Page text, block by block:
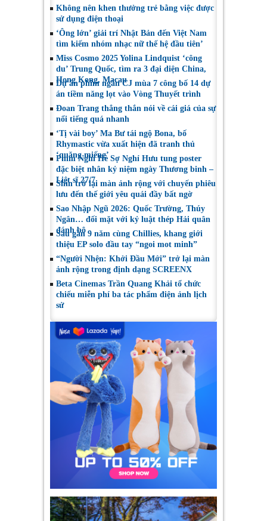
Không nên khen thưởng trẻ bằng việc được
sử dụng điện thoại
‘Ông lớn’ giải trí Nhật Bản đến Việt Nam
tìm kiếm nhóm nhạc nữ thế hệ đầu tiên’
Miss Cosmo 2025 Yolina Lindquist ‘công
du’ Trung Quốc, tìm ra 3 đại diện China,
Hong Kong, Macau
Dự án phim ngắn CJ mùa 7 công bố 14 dự
án tiềm năng lọt vào Vòng Thuyết trình
Đoan Trang thẳng thắn nói về cái giá của sự
nổi tiếng quá nhanh
‘Tị vài boy’ Ma Bư tái ngộ Bona, bố
Rhymastic vừa xuất hiện đã tranh thủ
‘quăng miếng’
Phim Nghỉ Hè Sợ Nghỉ Hưu tung poster
đặc biệt nhân kỷ niệm ngày Thương binh –
Liệt sĩ 27/7
Shin trở lại màn ảnh rộng với chuyến phiêu
lưu đến thế giới yêu quái đầy bất ngờ
Sao Nhập Ngũ 2026: Quốc Trường, Thúy
Ngân… đối mặt với kỷ luật thép Hải quân
đánh bộ
Sau gần 9 năm cùng Chillies, khang giới
thiệu EP solo đầu tay “ngoi mot minh”
“Người Nhện: Khởi Đầu Mới” trở lại màn
ảnh rộng trong định dạng SCREENX
Beta Cinemas Trần Quang Khải tổ chức
chiếu miễn phí ba tác phẩm điện ảnh lịch
sử